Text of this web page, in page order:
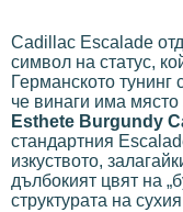
Cadillac Escalade
символ на статус,
Германското
че винаги има
Esthete Burgundy
стандартния
изкуството,
дълбокият цвят на
структурата на